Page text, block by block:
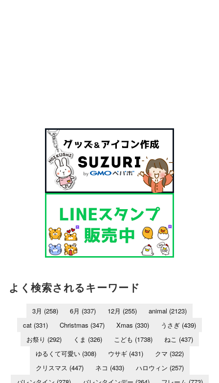
よく検索されるキーワード
3月 (258) 6月 (337) 12月 (255) animal (2123)
cat (331) Christmas (347) Xmas (330) うさぎ (439)
お祭り (292) くま (326) こども (1738) ねこ (437)
ゆるくて可愛い(308) ウサギ(431) クマ (322)
クリスマス (447) ネコ (433) ハロウィン (257)